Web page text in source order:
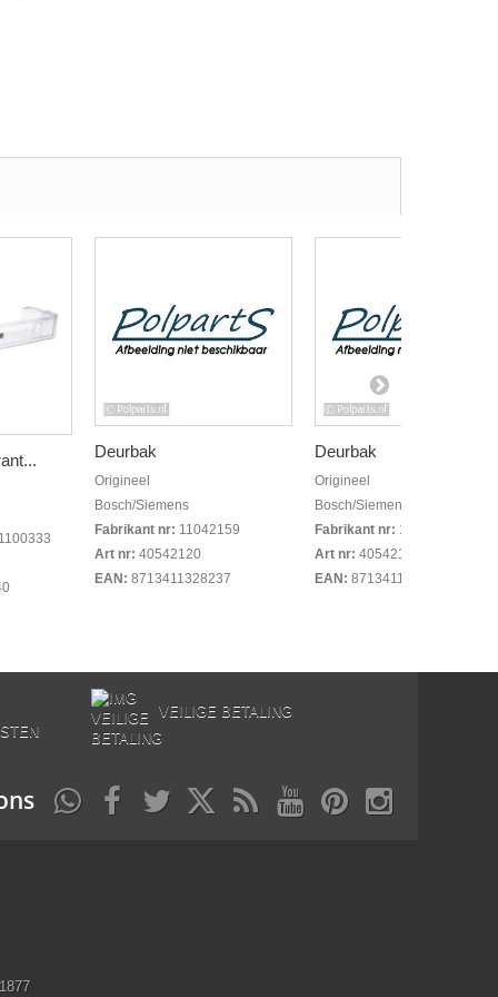
Deurbak
Origineel
Bosch/Siemens
Fabrikant nr: 11042159
Art nr: 40542120
EAN: 8713411328237
Deurbak
Origineel
Bosch/Siemens
Fabrikant nr: 11043078
Art nr: 40542130
EAN: 8713411328657
VEILIGE BETALING